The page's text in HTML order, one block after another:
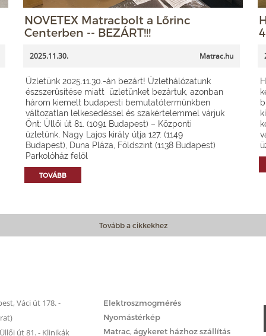
NOVETEX Matracbolt a Lőrinc
Centerben -- BEZÁRT!!!
2025.11.30. Matrac.hu
Üzletünk 2025.11.30.-án bezárt! Üzlethálózatunk
észszerűsítése miatt üzletünket bezártuk, azonban
három kiemelt budapesti bemutatótermünkben
változatlan lelkesedéssel és szakértelemmel várjuk
Önt: Üllői út 81. (1091 Budapest) – Központi
üzletünk, Nagy Lajos király útja 127. (1149
Budapest), Duna Pláza, Földszint (1138 Budapest)
Parkolóház felől
TOVÁBB
Tovább a cikkekhez
Váci út 178. -
út 81. - Klinikák
Elektroszmogmérés
Nyomástérkép
Matrac, ágykeret házhoz szállítás